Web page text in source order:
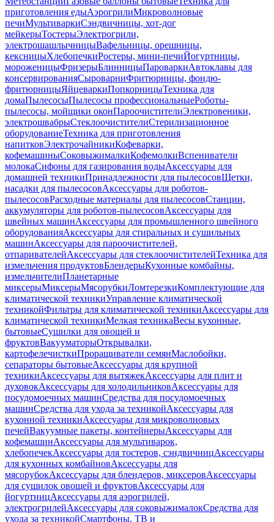
приготовления едыАэрогрилиМикроволновые
печиМультиваркиСэндвичницы, хот-дог
мейкерыТостерыЭлектрогрили,
электрошашлычницыВафельницы, орешницы,
кексницыХлебопечкиРостеры, мини-печиЙогуртницы,
мороженицыФризерыБлинницыПароваркиАвтоклавы для
консервированияСыроварниФритюрницы, фондю-
фритюрницыЯйцеваркиПопкорницыТехника для
домаПылесосыПылесосы профессиональныеРоботы-
пылесосы, мойщики оконПароочистителиЭлектровеники,
электрошвабрыСтеклоочистителиСтерилизационное
оборудованиеТехника для приготовления
напитковЭлектрочайникиКофеварки,
кофемашиныСоковыжималкиКофемолкиВспениватели
молокаСифоны для газирования водыАксессуары для
домашней техникиПринадлежности для пылесосовЩетки,
насадки для пылесосовАксессуары для роботов-
пылесосовРасходные материалы для пылесосовСтанции,
аккумуляторы для роботов-пылесосовАксессуары для
швейных машинАксессуары для промышленного швейного
оборудованияАксессуары для стиральных и сушильных
машинАксессуары для пароочистителей,
отпаривателейАксессуары для стеклоочистителейТехника для
измельчения продуктовБлендерыКухонные комбайны,
измельчителиПланетарные
миксерыМиксерыМясорубкиЛомтерезкиКомплектующие для
климатической техникиУправление климатической
техникойФильтры для климатической техникиАксессуары для
климатической техникиМелкая техникаВесы кухонные,
бытовыеСушилки для овощей и
фруктовВакууматорыОткрывалки,
картофелечисткиПроращиватели семянМаслобойки,
сепараторы бытовыеАксессуары для крупной
техникиАксессуары для вытяжекАксессуары для плит и
духовокАксессуары для холодильниковАксессуары для
посудомоечных машинСредства для посудомоечных
машинСредства для ухода за техникойАксессуары для
кухонной техникиАксессуары для микроволновых
печейВакуумные пакеты, контейнерыАксессуары для
кофемашинАксессуары для мультиварок,
хлебопечекАксессуары для тостеров, сэндвичницАксессуары
для кухонных комбайновАксессуары для
мясорубокАксессуары для блендеров, миксеровАксессуары
для сушилок овощей и фруктовАксессуары для
йогуртницАксессуары для аэрогрилей,
электрогрилейАксессуары для соковыжималокСредства для
ухода за техникойСмартфоны, ТВ и